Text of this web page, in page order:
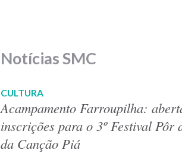
Notícias SMC
CULTURA
Acampamento Farroupilha:
inscrições para o 3º Festival Pôr
da Canção Piá